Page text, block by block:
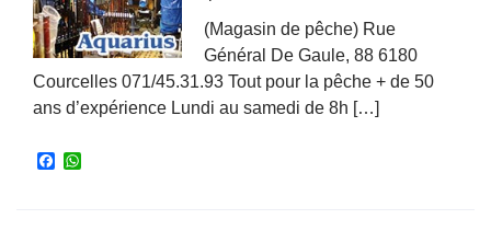
(Magasin de pêche) Rue
Général De Gaule, 88 6180
Courcelles 071/45.31.93 Tout pour la pêche + de 50
ans d’expérience Lundi au samedi de 8h […]
F